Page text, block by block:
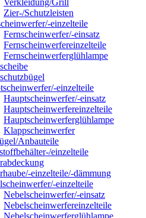
Verkleidung/Grill
Zier-/Schutzleisten
einzelteile
Fernscheinwerfer/-einsatz
Fernscheinwerfereinzelteile
Fernscheinwerferglühlampe
einzelteile
Hauptscheinwerfer/-einsatz
Hauptscheinwerfereinzelteile
Hauptscheinwerferglühlampe
Klappscheinwerfer
Anbauteile
einzelteile
einzelteile/-dämmung
einzelteile
Nebelscheinwerfer/-einsatz
Nebelscheinwerfereinzelteile
Nebelscheinwerferglühlampe